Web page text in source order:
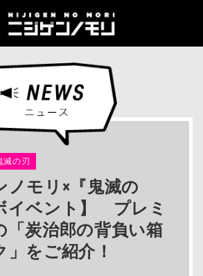
滅の刃
ノモリ×『鬼滅の
イベント】 プレミ
「炭治郎の背負い箱
をご紹介！